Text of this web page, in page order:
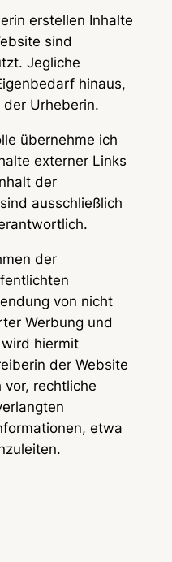
erstellen Inhalte
sind
Jegliche
hinaus,
Urheberin.
übernehme ich
externer Links
der
ausschließlich
der
von nicht
Werbung und
hiermit
der Website
rechtliche
etwa